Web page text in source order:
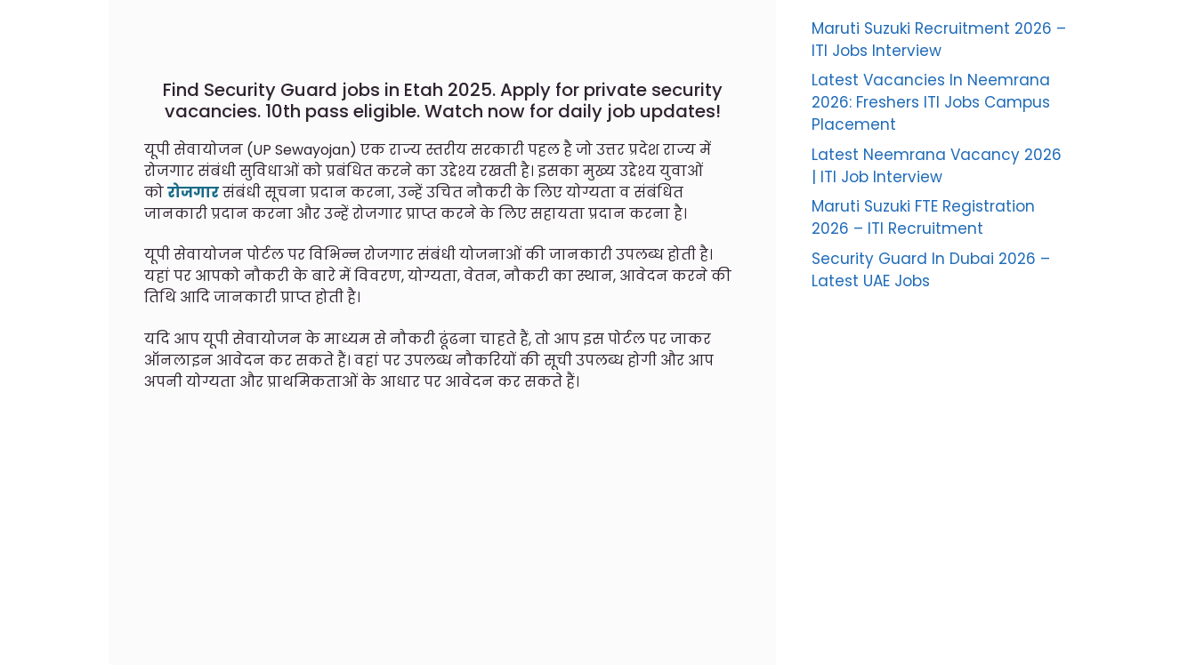
Find Security Guard jobs in Etah 2025. Apply for private security
vacancies. 10th pass eligible. Watch now for daily job updates!
यूपी सेवायोजन (UP Sewayojan) एक राज्य स्तरीय सरकारी पहल है जो उत्तर प्रदेश राज्य में
रोजगार संबंधी सुविधाओं को प्रबंधित करने का उद्देश्य रखती है। इसका मुख्य उद्देश्य युवाओं
कोरोजगारसंबंधी सूचना प्रदान करना, उन्हें उचित नौकरी के लिए योग्यता व संबंधित
जानकारी प्रदान करना और उन्हें रोजगार प्राप्त करने के लिए सहायता प्रदान करना है।
यूपी सेवायोजन पोर्टल पर विभिन्न रोजगार संबंधी योजनाओं की जानकारी उपलब्ध होती है।
यहां पर आपको नौकरी के बारे में विवरण, योग्यता, वेतन, नौकरी का स्थान, आवेदन करने की
तिथि आदि जानकारी प्राप्त होती है।
यदि आप यूपी सेवायोजन के माध्यम से नौकरी ढूंढना चाहते हैं, तो आप इस पोर्टल पर जाकर
ऑनलाइन आवेदन कर सकते हैं। वहां पर उपलब्ध नौकरियों की सूची उपलब्ध होगी और आप
अपनी योग्यता और प्राथमिकताओं के आधार पर आवेदन कर सकते हैं।
Maruti Suzuki Recruitment 2026 –
ITI Jobs Interview
Latest Vacancies In Neemrana
2026: Freshers ITI Jobs Campus
Placement
Latest Neemrana Vacancy 2026
| ITI Job Interview
Maruti Suzuki FTE Registration
2026 – ITI Recruitment
Security Guard In Dubai 2026 –
Latest UAE Jobs